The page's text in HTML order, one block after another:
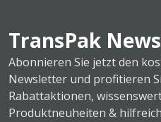
TransPak
Abonnieren Sie jetzt den
Newsletter und profitieren
Rabattaktionen,
Produktneuheiten &